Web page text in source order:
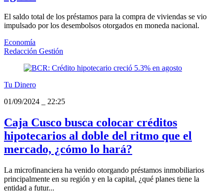
El saldo total de los préstamos para la compra de viviendas se vio
impulsado por los desembolsos otorgados en moneda nacional.
Economía
Redacción Gestión
Tu Dinero
01/09/2024
22:25
Caja Cusco busca colocar créditos
hipotecarios al doble del ritmo que el
mercado, ¿cómo lo hará?
La microfinanciera ha venido otorgando préstamos inmobiliarios
principalmente en su región y en la capital, ¿qué planes tiene la
entidad a futur...